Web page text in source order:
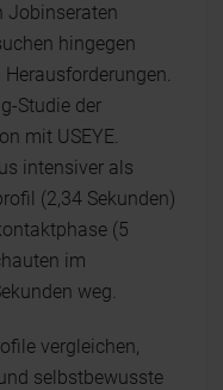
Jobinseraten
hingegen
Studie der
mit USEYE.
intensiver als
(2,34 Sekunden)
(5
im
weg.
vergleichen,
selbstbewusste